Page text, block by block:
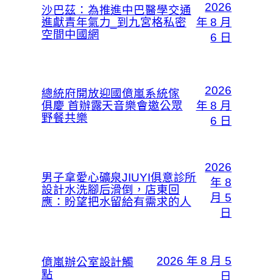
沙巴茲：為推進中巴醫學交通
進獻青年氣力_到九宮格私密
空間中國網
2026
年 8 月
6 日
總統府開放迎國億嵐系統傢
俱慶 首辦露天音樂會邀公眾
野餐共樂
2026
年 8 月
6 日
男子拿愛心礦泉JIUYI俱意診所
設計水洗腳后滑倒，店東回
應：盼望把水留給有需求的人
2026
年 8
月 5
日
億嵐辦公室設計觸
點
2026 年 8 月 5
日